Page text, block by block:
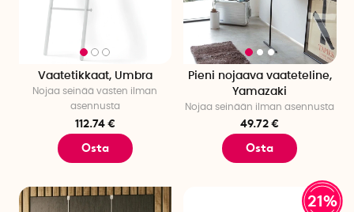
Vaatetikkaat, Umbra
Nojaa seinää vasten ilman
asennusta
112.74 €
Osta
Pieni nojaava vaateteline,
Yamazaki
Nojaa seinään ilman asennusta
49.72 €
Osta
21%